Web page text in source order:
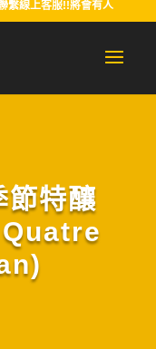
繫線上客服!!將會有人
節特釀